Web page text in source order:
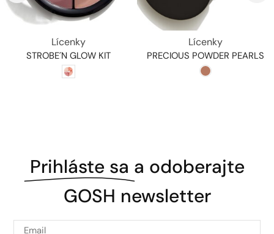
Lícenky
STROBE´N GLOW KIT
Lícenky
PRECIOUS POWDER PEARLS
Prihláste sa a odoberajte
GOSH newsletter